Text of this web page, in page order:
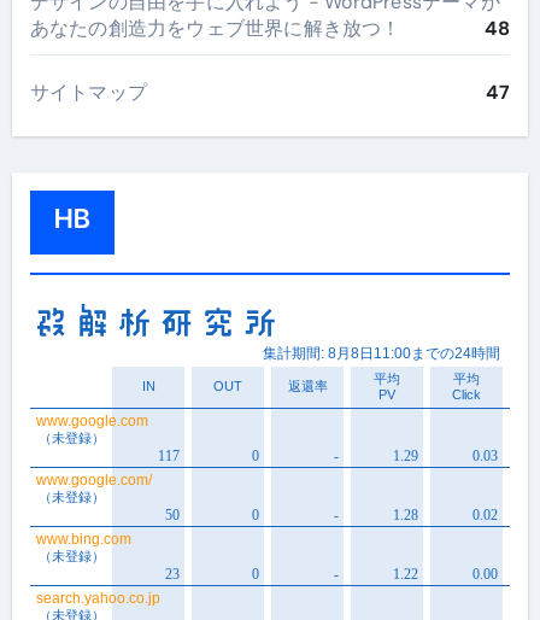
あなたの創造力をウェブ世界に解き放つ！
48
サイトマップ 47
HB